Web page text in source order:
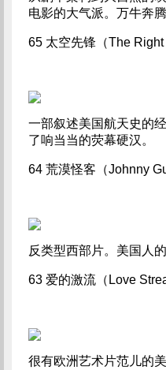
电影的大气派。万牛奔腾
65 太空先锋（The Right
一部叙述美国航天史的
了响当当的荧幕硬汉。
64 荒漠怪客（Johnny
反类型西部片。美国人
63 爱的激流（Love
很有欧洲艺术片范儿的